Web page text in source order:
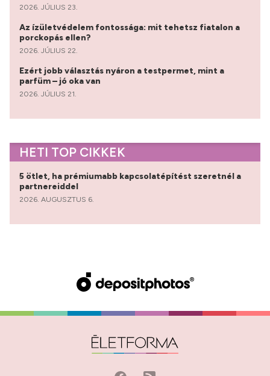
2026. JÚLIUS 23.
Az ízületvédelem fontossága: mit tehetsz fiatalon a
porckopás ellen?
2026. JÚLIUS 22.
Ezért jobb választás nyáron a testpermet, mint a
parfüm – jó oka van
2026. JÚLIUS 21.
HETI TOP CIKKEK
5 ötlet, ha prémiumabb kapcsolatépítést szeretnél a
partnereiddel
2026. AUGUSZTUS 6.